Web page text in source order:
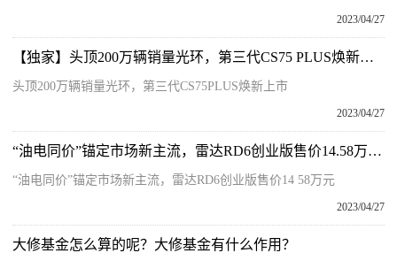
2023/04/27
【独家】头顶200万辆销量光环，第三代CS75 PLUS焕新上市
头顶200万辆销量光环，第三代CS75PLUS焕新上市
2023/04/27
“油电同价”锚定市场新主流，雷达RD6创业版售价14.58万元 当前关注
“油电同价”锚定市场新主流，雷达RD6创业版售价14 58万元
2023/04/27
大修基金怎么算的呢？大修基金有什么作用？